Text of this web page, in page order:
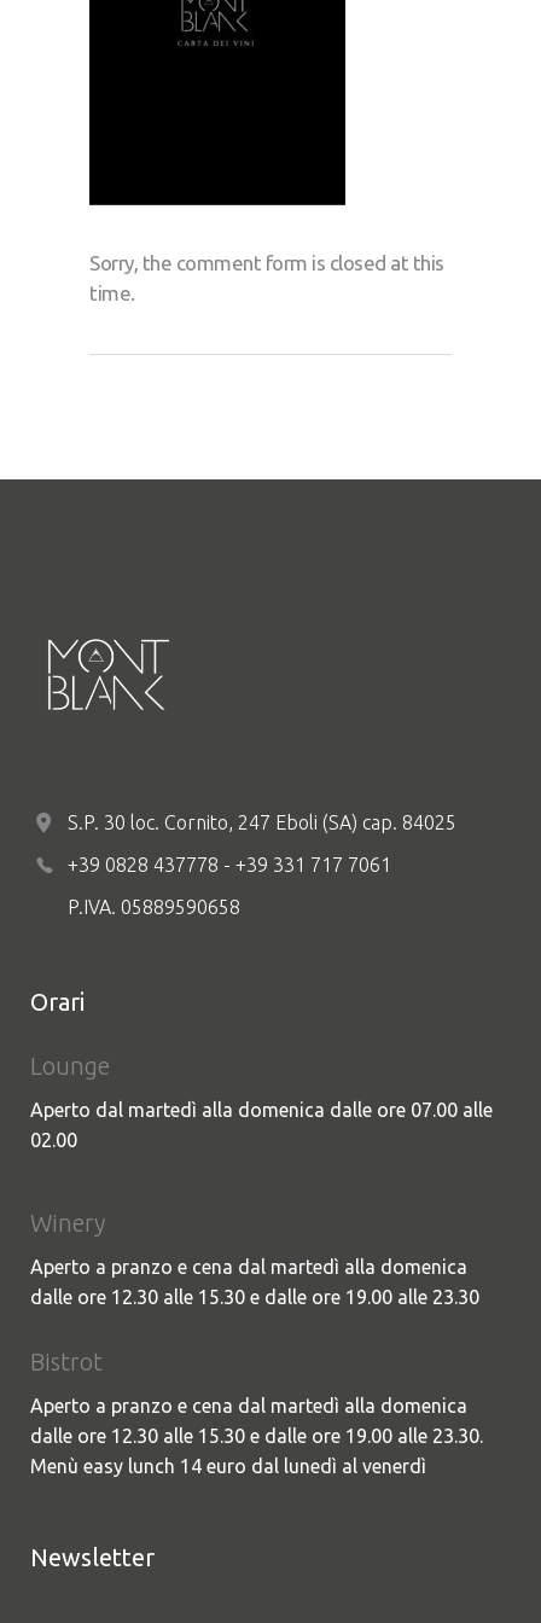
Sorry, the comment form is closed at this
time.
S.P. 30 loc. Cornito, 247 Eboli (SA) cap. 84025
+39 0828 437778 - +39 331 717 7061
P.IVA. 05889590658
Orari
Lounge
Aperto dal martedì alla domenica dalle ore 07.00 alle
02.00
Winery
Aperto a pranzo e cena dal martedì alla domenica
dalle ore 12.30 alle 15.30 e dalle ore 19.00 alle 23.30
Bistrot
Aperto a pranzo e cena dal martedì alla domenica
dalle ore 12.30 alle 15.30 e dalle ore 19.00 alle 23.30.
Menù easy lunch 14 euro dal lunedì al venerdì
Newsletter